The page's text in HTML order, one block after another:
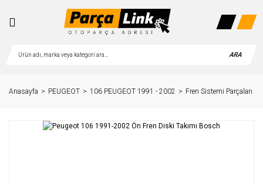
ARA
Anasayfa PEUGEOT 106 PEUGEOT 1991 - 2002 Fren Sistemi Parçaları